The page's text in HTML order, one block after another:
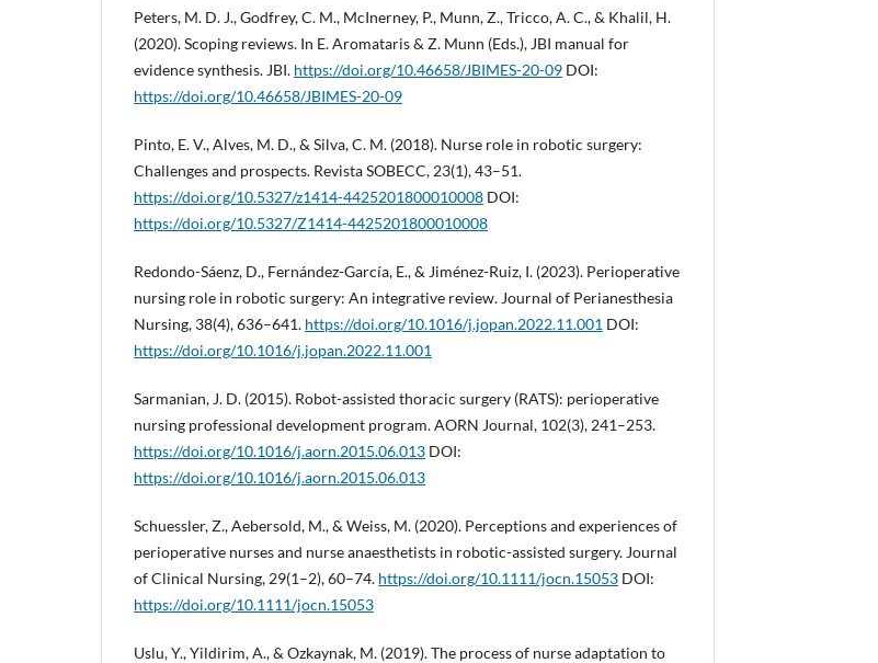
Peters, M. D. J., Godfrey, C. M., McInerney, P., Munn, Z., Tricco, A. C., & Khalil, H.
(2020). Scoping reviews. In E. Aromataris & Z. Munn (Eds.), JBI manual for
evidence synthesis. JBI. https://doi.org/10.46658/JBIMES-20-09 DOI:
https://doi.org/10.46658/JBIMES-20-09
Pinto, E. V., Alves, M. D., & Silva, C. M. (2018). Nurse role in robotic surgery:
Challenges and prospects. Revista SOBECC, 23(1), 43–51.
https://doi.org/10.5327/z1414-4425201800010008 DOI:
https://doi.org/10.5327/Z1414-4425201800010008
Redondo-Sáenz, D., Fernández-García, E., & Jiménez-Ruiz, I. (2023). Perioperative
nursing role in robotic surgery: An integrative review. Journal of Perianesthesia
Nursing, 38(4), 636–641. https://doi.org/10.1016/j.jopan.2022.11.001 DOI:
https://doi.org/10.1016/j.jopan.2022.11.001
Sarmanian, J. D. (2015). Robot-assisted thoracic surgery (RATS): perioperative
nursing professional development program. AORN Journal, 102(3), 241–253.
https://doi.org/10.1016/j.aorn.2015.06.013 DOI:
https://doi.org/10.1016/j.aorn.2015.06.013
Schuessler, Z., Aebersold, M., & Weiss, M. (2020). Perceptions and experiences of
perioperative nurses and nurse anaesthetists in robotic-assisted surgery. Journal
of Clinical Nursing, 29(1–2), 60–74. https://doi.org/10.1111/jocn.15053 DOI:
https://doi.org/10.1111/jocn.15053
Uslu, Y., Yildirim, A., & Ozkaynak, M. (2019). The process of nurse adaptation to